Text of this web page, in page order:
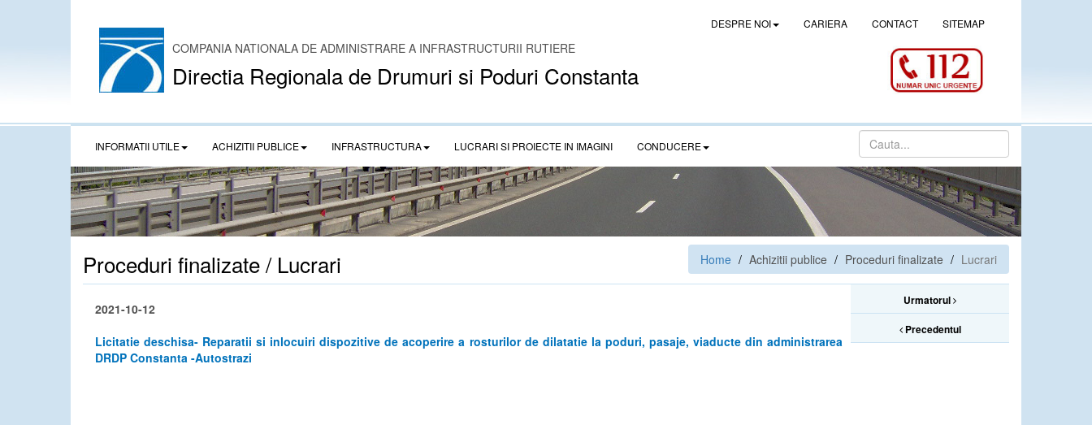
DESPRE NOI CARIERA CONTACT SITEMAP
COMPANIA NATIONALA DE ADMINISTRARE A INFRASTRUCTURII RUTIERE
Directia Regionala de Drumuri si Poduri Constanta
INFORMATII UTILE ACHIZITII PUBLICE INFRASTRUCTURA LUCRARI SI PROIECTE IN IMAGINI CONDUCERE
Proceduri finalizate / Lucrari Home Achizitii publice Proceduri finalizate Lucrari
2021-10-12
Licitatie deschisa- Reparatii si inlocuiri dispozitive de acoperire a rosturilor de dilatatie la poduri, pasaje, viaducte din administrarea
DRDP Constanta -Autostrazi
Urmatorul
Precedentul